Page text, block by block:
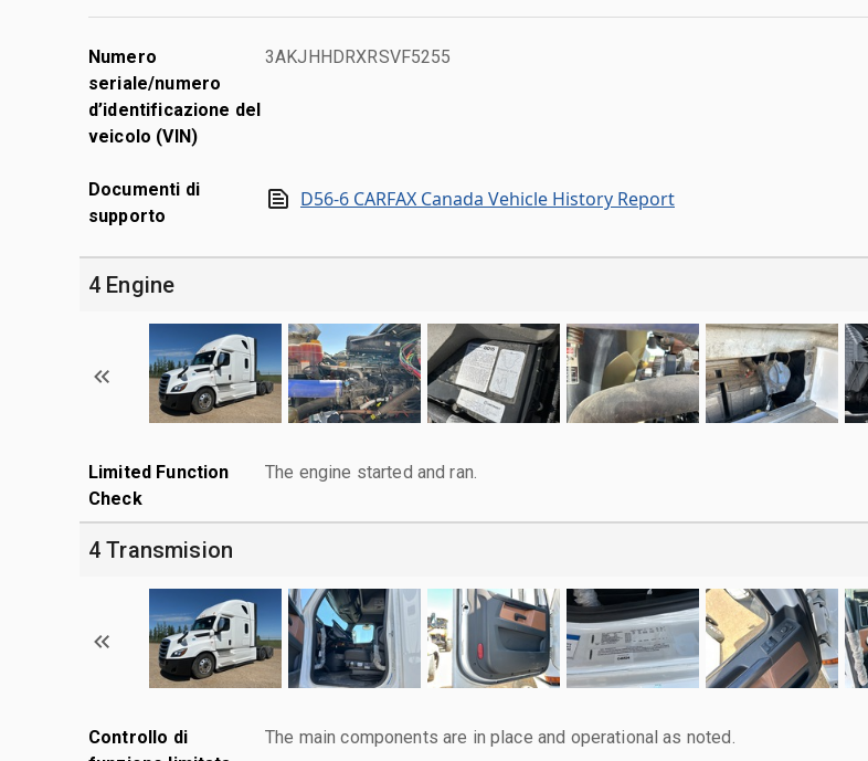
Numero
seriale/numero
d’identificazione del
veicolo (VIN)
3AKJHHDRXRSVF5255
Documenti di
supporto
D56-6 CARFAX Canada Vehicle History Report
4 Engine
Limited Function
Check
The engine started and ran.
4 Transmision
Controllo di
The main components are in place and operational as noted.